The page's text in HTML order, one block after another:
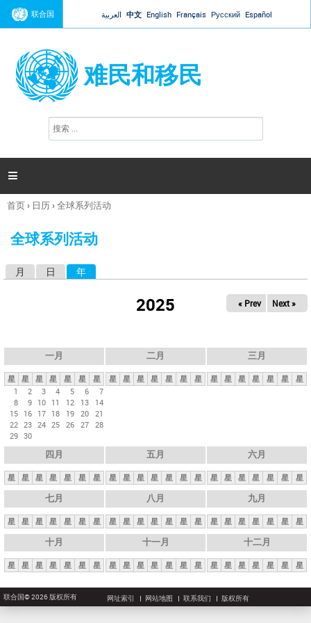
Jump to navigation
联合国 العربية 中文 English Français Русский Español
难民和移民
搜
索

你
这
首页› 日历›全球系列活动
全球系列活动
月 日 年
2025 « Prev Next »
一月
星 星 星 星 星 星
星
1
2 3 4 5 6
7
8
9 10 11 12 13
14
15 16 17 18 19 20 21
22 23 24 25 26 27 28
29 30
二月
星 星 星 星 星 星 星
三月
星 星 星 星 星 星 星
四月
星 星 星 星 星 星 星
五月
星 星 星 星 星 星 星
六月
星 星 星 星 星 星 星
七月
星 星 星 星 星 星 星
八月
星 星 星 星 星 星 星
九月
星 星 星 星 星 星 星
十月
星 星 星 星 星 星 星
十一月
星 星 星 星 星 星 星
十二月
星 星 星 星 星 星 星
联合国© 2026 版权所有 网址索引 网站地图 联系我们 版权所有